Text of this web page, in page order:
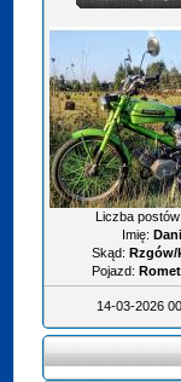
Liczba
Imię:
Skąd: Rzgów/
Pojazd:
14-03-2026